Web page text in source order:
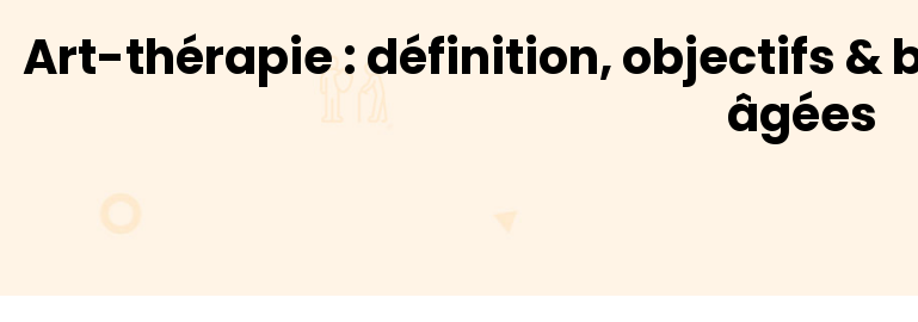
Art-thérapie : définition, objectifs &
âgées